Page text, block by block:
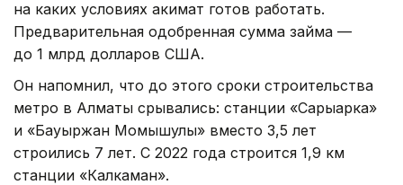
на каких условиях акимат готов работать.
Предварительная одобренная сумма займа —
до 1 млрд долларов США.
Он напомнил, что до этого сроки строительства
метро в Алматы срывались: станции «Сарыарка»
и «Бауыржан Момышулы» вместо 3,5 лет
строились 7 лет. С 2022 года строится 1,9 км
станции «Калкаман».